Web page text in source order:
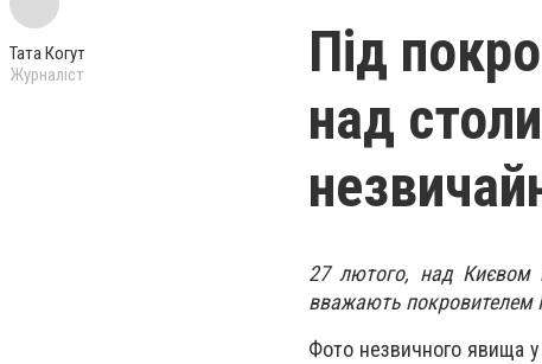
Тата Когут
Журналіст
Під
над
27 лютого, над Києвом
вважають покровителем
Фото незвичного явища у